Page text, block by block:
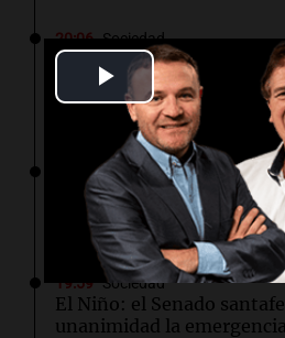
Play
Video
20:06 Sociedad
Accidente en Mar del
descontrolada chocó en
viento
20:00 Deportes
Huracán defiende la Ley
mensaje a San Lorenzo
19:59 Sociedad
El Niño: el Senado
unanimidad la